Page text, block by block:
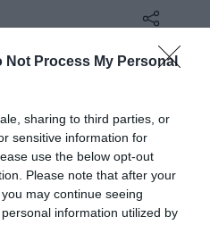
Not Process My Personal
sharing to third parties, or
sensitive information for
use the below opt-out
Please note that after your
may continue seeing
information utilized by
Bár a környező
a